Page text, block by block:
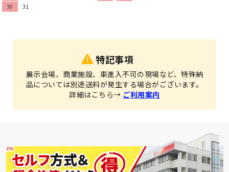
30
31
特記事項
展示会場、商業施設、車進入不可の現場など、特殊納
品については別途送料が発生する場合がございます。
詳細はこちら→ ご利用案内